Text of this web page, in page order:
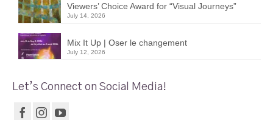
Viewers’ Choice Award for “Visual Journeys”
July 14, 2026
Mix It Up | Oser le changement
July 12, 2026
Let’s Connect on Social Media!